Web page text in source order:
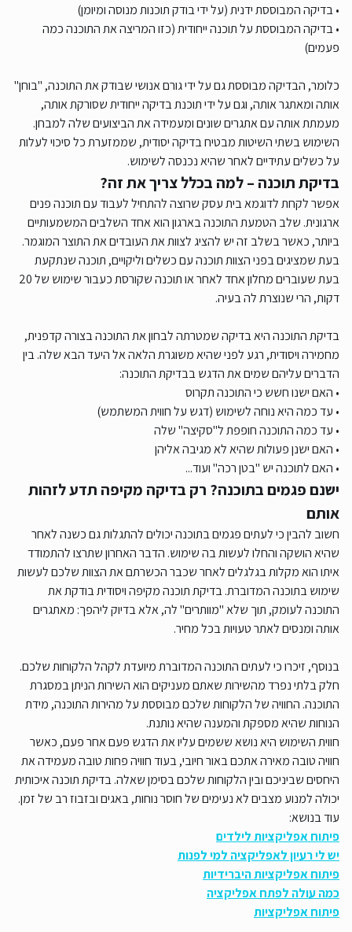
• בדיקה המבוססת ידנית (על ידי בודק תוכנות מנוסה ומיומן)
• בדיקה המבוססת על תוכנה ייחודית (כזו המריצה את התוכנה כמה
פעמים)
כלומר, הבדיקה מבוססת גם על ידי גורם אנושי שבודק את התוכנה, "בוחן"
אותה ומאתגר אותה, וגם על ידי תוכנת בדיקה ייחודית שסורקת אותה,
מעמתת אותה עם אתגרים שונים ומעמידה את הביצועים שלה למבחן.
השימוש בשתי השיטות מבטיח בדיקה יסודית, שממזערת כל סיכוי לעלות
על כשלים עתידיים לאחר שהיא נכנסה לשימוש.
בדיקת תוכנה – למה בכלל צריך את זה?
אפשר לקחת לדוגמא בית עסק שרוצה להתחיל לעבוד עם תוכנה פנים
ארגונית. שלב הטמעת התוכנה בארגון הוא אחד השלבים המשמעותיים
ביותר, כאשר בשלב זה יש להציג לצוות את העובדים את התוצר המוגמר.
בעת שמציגים בפני הצוות תוכנה עם כשלים וליקויים, תוכנה שנתקעת
בעת שעוברים מחלון אחד לאחר או תוכנה שקורסת כעבור שימוש של 20
דקות, הרי שנוצרת לה בעיה.
בדיקת התוכנה היא בדיקה שמטרתה לבחון את התוכנה בצורה קדפנית,
מחמירה ויסודית, רגע לפני שהיא משוגרת הלאה אל היעד הבא שלה. בין
הדברים עליהם שמים את הדגש בבדיקת התוכנה:
• האם ישנו חשש כי התוכנה תקרוס
• עד כמה היא נוחה לשימוש (דגש על חווית המשתמש)
• עד כמה התוכנה חופפת ל"סקיצה" שלה
• האם ישנן פעולות שהיא לא מגיבה אליהן
• האם לתוכנה יש "בטן רכה" ועוד...
ישנם פגמים בתוכנה? רק בדיקה מקיפה תדע לזהות
אותם
חשוב להבין כי לעתים פגמים בתוכנה יכולים להתגלות גם כשנה לאחר
שהיא הושקה והחלו לעשות בה שימוש. הדבר האחרון שתרצו להתמודד
איתו הוא מקלות בגלגלים לאחר שכבר הכשרתם את הצוות שלכם לעשות
שימוש בתוכנה המדוברת. בדיקת תוכנה מקיפה ויסודית בודקת את
התוכנה לעומק, תוך שלא "מוותרים" לה, אלא בדיוק ליהפך: מאתגרים
אותה ומנסים לאתר טעויות בכל מחיר.
בנוסף, זיכרו כי לעתים התוכנה המדוברת מיועדת לקהל הלקוחות שלכם.
חלק בלתי נפרד מהשירות שאתם מעניקים הוא השירות הניתן במסגרת
התוכנה. החוויה של הלקוחות שלכם מבוססת על מהירות התוכנה, מידת
הנוחות שהיא מספקת והמענה שהיא נותנת.
חווית השימוש היא נושא ששמים עליו את הדגש פעם אחר פעם, כאשר
חוויה טובה מאירה אתכם באור חיובי, בעוד חוויה פחות טובה מעמידה את
היחסים שביניכם ובין הלקוחות שלכם בסימן שאלה. בדיקת תוכנה איכותית
יכולה למנוע מצבים לא נעימים של חוסר נוחות, באגים ובזבוז רב של זמן.
עוד בנושא:
פיתוח אפליקציות לילדים
יש לי רעיון לאפליקציה למי לפנות
פיתוח אפליקציות היברידיות
כמה עולה לפתח אפליקציה
פיתוח אפליקציות